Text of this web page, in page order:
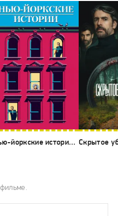
Нью-йоркские истории (1989)